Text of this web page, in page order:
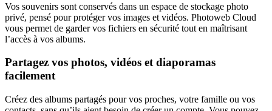
Vos souvenirs sont conservés dans un espace de stockage photo
privé, pensé pour protéger vos images et vidéos. Photoweb Cloud
vous permet de garder vos fichiers en sécurité tout en maîtrisant
l’accès à vos albums.
Partagez vos photos, vidéos et diaporamas
facilement
Créez des albums partagés pour vos proches, votre famille ou vos